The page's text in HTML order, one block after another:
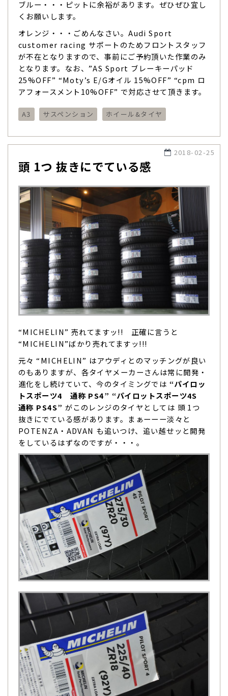
ブルー・・・ピットに余裕があります。ぜひぜひ宜し
くお願いします。
オレンジ・・・ごめんなさい。Audi Sport
customer racing サポートのためフロントスタッフ
が不在となりますので、事前にご予約頂いた作業のみ
となります。なお、”AS Sport ブレーキーパッド
25%OFF” “Moty’s E/Gオイル 15%OFF” “cpm ロ
アフォースメント10%OFF” で対応させて頂きます。
A3 サスペンション ホイール&タイヤ
頭 1つ 抜きにでている感
2018-02-25
“MICHELIN” 売れてますッ!! 正確に言うと
“MICHELIN”ばかり売れてますッ!!!
元々 “MICHELIN” はアウディとのマッチングが良い
のもありますが、各タイヤメーカーさんは常に開発・
進化をし続けていて、今のタイミングでは “パイロッ
トスポーツ4 通称 PS4” “パイロットスポーツ4S
通称 PS4S” がこのレンジのタイヤとしては 頭 1つ
抜きにでている感があります。まぁーーー淡々と
POTENZA・ADVAN も追いつけ、追い越せッと開発
をしているはずなのですが・・・。